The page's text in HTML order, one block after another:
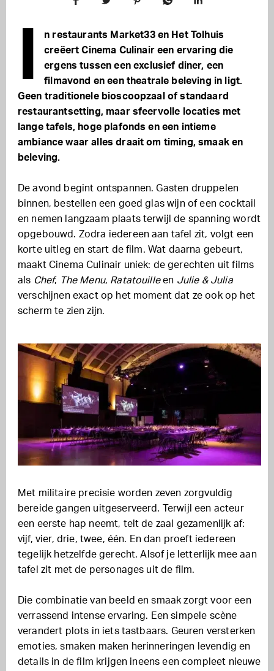
I
n restaurants Market33 en Het Tolhuis
creëert Cinema Culinair een ervaring die
ergens tussen een exclusief diner, een
filmavond en een theatrale beleving in ligt.
Geen traditionele bioscoopzaal of standaard
restaurantsetting, maar sfeervolle locaties met
lange tafels, hoge plafonds en een intieme
ambiance waar alles draait om timing, smaak en
beleving.
De avond begint ontspannen. Gasten druppelen
binnen, bestellen een goed glas wijn of een cocktail
en nemen langzaam plaats terwijl de spanning wordt
opgebouwd. Zodra iedereen aan tafel zit, volgt een
korte uitleg en start de film. Wat daarna gebeurt,
maakt Cinema Culinair uniek: de gerechten uit films
als Chef, The Menu, Ratatouilleen Julie & Julia
verschijnen exact op het moment dat ze ook op het
scherm te zien zijn.
Met militaire precisie worden zeven zorgvuldig
bereide gangen uitgeserveerd. Terwijl een acteur
een eerste hap neemt, telt de zaal gezamenlijk af:
vijf, vier, drie, twee, één. En dan proeft iedereen
tegelijk hetzelfde gerecht. Alsof je letterlijk mee aan
tafel zit met de personages uit de film.
Die combinatie van beeld en smaak zorgt voor een
verrassend intense ervaring. Een simpele scène
verandert plots in iets tastbaars. Geuren versterken
emoties, smaken maken herinneringen levendig en
details in de film krijgen ineens een compleet nieuwe